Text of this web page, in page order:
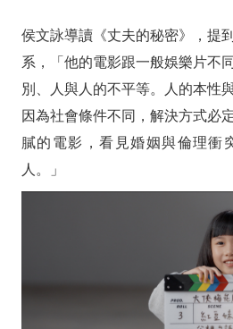
侯文詠導讀《丈夫的秘密》，提
系，「他的電影跟一般娛樂片不
別、人與人的不平等。人的本性
因為社會條件不同，解決方式必
膩的電影，看見婚姻與倫理衝
人。」